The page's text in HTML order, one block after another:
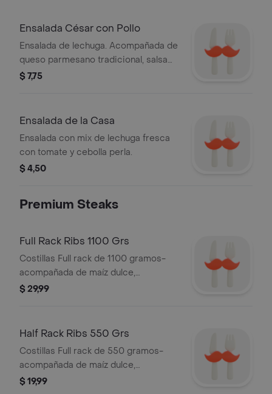
Ensalada César con Pollo
Ensalada de lechuga. Acompañada de
queso parmesano tradicional, salsa
cesar y crutones con pechuga de
$ 7,75
Ensalada de la Casa
Ensalada con mix de lechuga fresca
con tomate y cebolla perla.
$ 4,50
Premium Steaks
Full Rack Ribs 1100 Grs
Costillas Full rack de 1100 gramos-
acompañada de maíz dulce,
patacones. Adiconal una guarnición a
$ 29,99
Half Rack Ribs 550 Grs
Costillas Full rack de 550 gramos-
acompañada de maíz dulce,
patacones. Adiconal una guarnición a
$ 19,99